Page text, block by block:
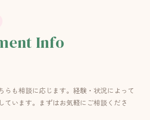
Info
らも相談に応じます。経験・状況によって
ています。まずはお気軽にご相談くださ